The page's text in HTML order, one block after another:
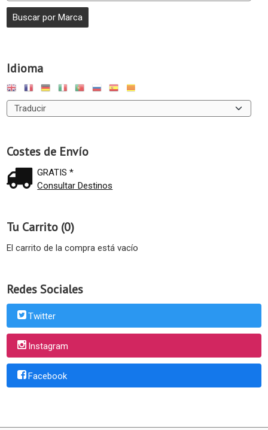
Idioma
Costes de Envío
GRATIS *
Consultar Destinos
Tu Carrito (0)
El carrito de la compra está vacío
Redes Sociales
Twitter
Instagram
Facebook